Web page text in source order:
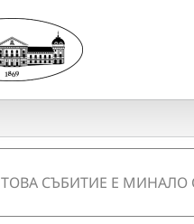
ТОВА СЪБИТИЕ Е МИНАЛО